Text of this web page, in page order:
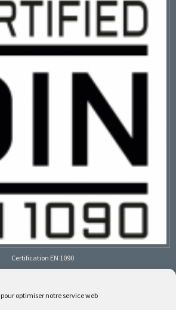
optimiser notre service web
Certification EN 1090